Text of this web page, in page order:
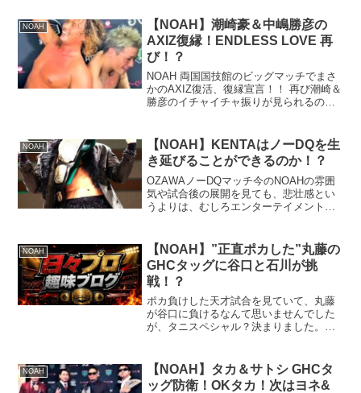
NOAH
【NOAH】潮崎豪＆中嶋勝彦の
AXIZ復縁！ENDLESS LOVE 再
び！？
NOAH 両国国技館のビッグマッチでまさ
かのAXIZ復活、復縁宣言！！ 再び潮崎＆
勝彦のイチャイチャ振りが見られるのだ
NOAH
【NOAH】KENTAはノーDQを生
き延びることができるのか！？
OZAWAノーDQマッチ今のNOAHの雰囲
気や試合後の展開を見ても、悲壮感とい
うよりは、むしろエンターテイメント性
れに異なる受け取り方があると思います
が、やはり「面白さ...
NOAH
【NOAH】”正直ポカした”丸藤の
GHCタッグに谷口と石川が挑
戦！？
ポカ負けした天才試合を見ていて、丸藤
が谷口に負けるなんて思いませんでした
が、タニスペシャル？決まりました。し
ホールドなあの人へのオマージュ？だけ
に、"皆に合わせ...
NOAH
【NOAH】タカ＆サトシ GHCタ
ッグ防衛！OKタカ！次はヨネ&